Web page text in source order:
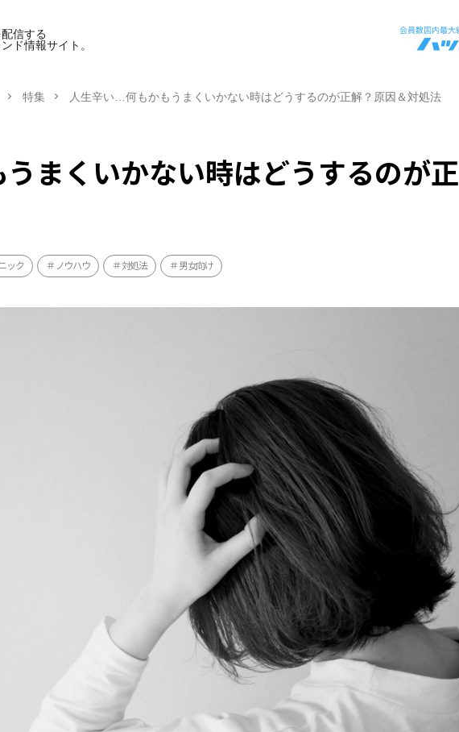
信する
ド情報サイト。
特集 人生辛い…何もかもうまくいかない時はどうするのが正解？原因＆対処法
まくいかない時はどうするのが正
ック ノウハウ 対処法 男女向け